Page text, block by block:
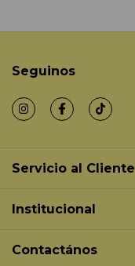
Seguinos
Servicio al Cliente
Institucional
Contactános